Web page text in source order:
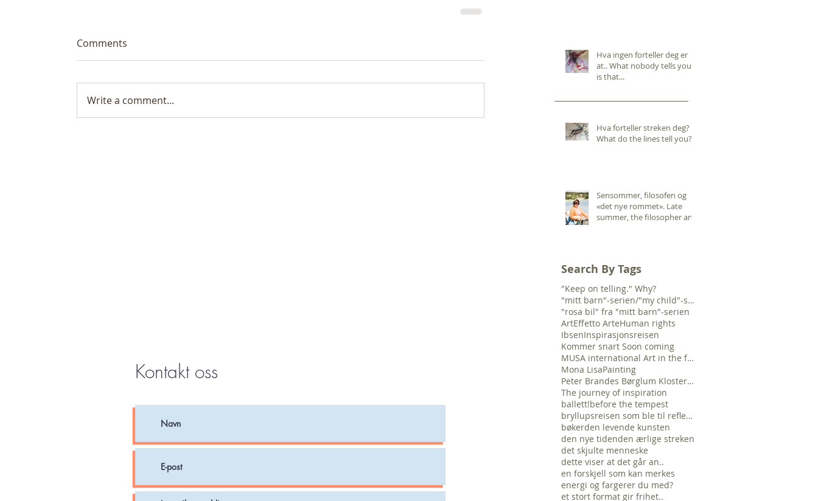
Comments
Write a comment...
Kontakt oss
Hva ingen forteller deg er
at.. What nobody tells you,
is that...
Hva forteller streken deg?
What do the lines tell you?
Sensommer, filosofen og
«det nye rommet». Late
summer, the filosopher and
Search By Tags
"Keep on telling." Why?
"mitt barn"-serien/"my child"-serie
"rosa bil" fra "mitt barn"-serien
ArtEffetto ArteHuman rights
IbsenInspirasjonsreisen
Kommer snart Soon coming
MUSA international Art in the future
Mona LisaPainting
Peter Brandes Børglum Kloster "The time is no
The journey of inspiration
ballett!before the tempest
bryllupsreisen som ble til refleksjonsreise...
bøkerden levende kunsten
den nye tidenden ærlige streken
det skjulte menneske
dette viser at det går an..
en forskjell som kan merkes
energi og fargerer du med?
et stort format gir frihet..